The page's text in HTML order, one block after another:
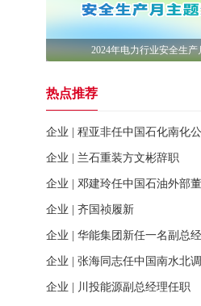
2024年电力行业安全生产
热点推荐
企业 | 程亚非任中国石化南化
企业 | 兰石重装方文彬辞职
企业 | 邓建玲任中国石油外部
企业 | 齐国祯履新
企业 | 华能集团新任一名副总
企业 | 张海同志任中国南水北
企业 | 川投能源副总经理任职